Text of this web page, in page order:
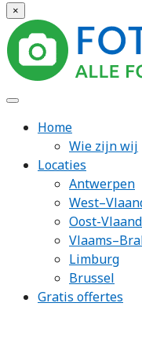
×
Home
Wie zijn wij
Locaties
Antwerpen
Oost-
Limburg
Brussel
Gratis offertes